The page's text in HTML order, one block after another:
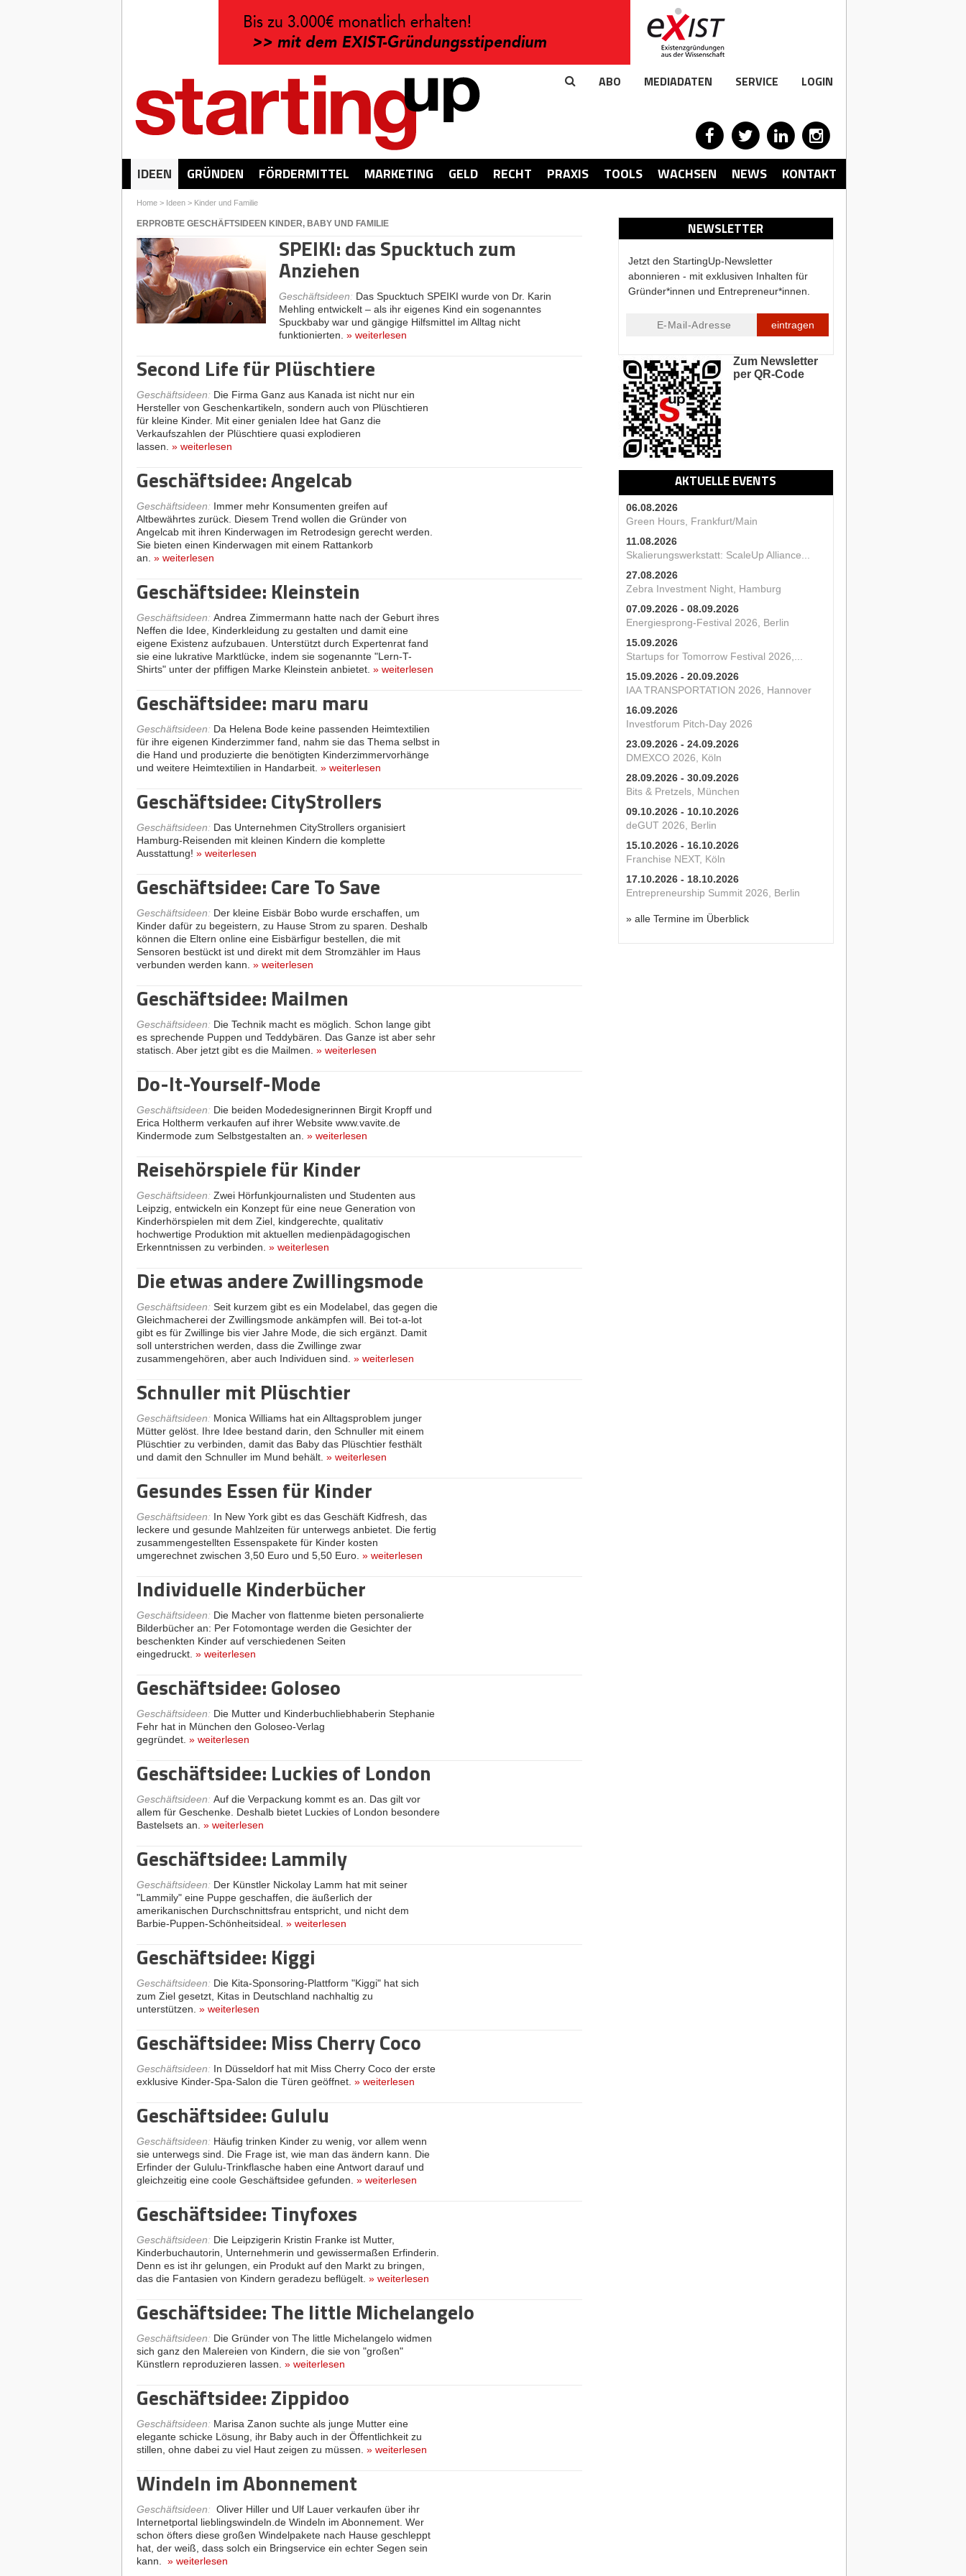
ABO MEDIADATEN SERVICE LOGIN
IDEEN GRÜNDEN FÖRDERMITTEL MARKETING GELD RECHT PRAXIS TOOLS WACHSEN NEWS KONTAKT
Home> Ideen> Kinder und Familie
NEWSLETTER
Jetzt den StartingUp-Newsletter
abonnieren - mit exklusiven Inhalten für
Gründer*innen und Entrepreneur*innen.
eintragen
Zum Newsletter
per QR-Code
AKTUELLE EVENTS
06.08.2026
Green Hours, Frankfurt/Main
11.08.2026
Skalierungswerkstatt: ScaleUp Alliance...
27.08.2026
Zebra Investment Night, Hamburg
07.09.2026 - 08.09.2026
Energiesprong-Festival 2026, Berlin
15.09.2026
Startups for Tomorrow Festival 2026,...
15.09.2026 - 20.09.2026
IAA TRANSPORTATION 2026, Hannover
16.09.2026
Investforum Pitch-Day 2026
23.09.2026 - 24.09.2026
DMEXCO 2026, Köln
28.09.2026 - 30.09.2026
Bits & Pretzels, München
09.10.2026 - 10.10.2026
deGUT 2026, Berlin
15.10.2026 - 16.10.2026
Franchise NEXT, Köln
17.10.2026 - 18.10.2026
Entrepreneurship Summit 2026, Berlin
» alle Termine im Überblick
ERPROBTE GESCHÄFTSIDEEN KINDER, BABY UND FAMILIE
SPEIKI: das Spucktuch zum
Anziehen
Geschäftsideen: Das Spucktuch SPEIKI wurde von Dr. Karin
Mehling entwickelt – als ihr eigenes Kind ein sogenanntes
Spuckbaby war und gängige Hilfsmittel im Alltag nicht
funktionierten. » weiterlesen
Second Life für Plüschtiere
Geschäftsideen: Die Firma Ganz aus Kanada ist nicht nur ein
Hersteller von Geschenkartikeln, sondern auch von Plüschtieren
für kleine Kinder. Mit einer genialen Idee hat Ganz die
Verkaufszahlen der Plüschtiere quasi explodieren
lassen. » weiterlesen
Geschäftsidee: Angelcab
Geschäftsideen: Immer mehr Konsumenten greifen auf
Altbewährtes zurück. Diesem Trend wollen die Gründer von
Angelcab mit ihren Kinderwagen im Retrodesign gerecht werden.
Sie bieten einen Kinderwagen mit einem Rattankorb
an. » weiterlesen
Geschäftsidee: Kleinstein
Geschäftsideen: Andrea Zimmermann hatte nach der Geburt ihres
Neffen die Idee, Kinderkleidung zu gestalten und damit eine
eigene Existenz aufzubauen. Unterstützt durch Expertenrat fand
sie eine lukrative Marktlücke, indem sie sogenannte "Lern-T-
Shirts" unter der pfiffigen Marke Kleinstein anbietet. » weiterlesen
Geschäftsidee: maru maru
Geschäftsideen: Da Helena Bode keine passenden Heimtextilien
für ihre eigenen Kinderzimmer fand, nahm sie das Thema selbst in
die Hand und produzierte die benötigten Kinderzimmervorhänge
und weitere Heimtextilien in Handarbeit. » weiterlesen
Geschäftsidee: CityStrollers
Geschäftsideen: Das Unternehmen CityStrollers organisiert
Hamburg-Reisenden mit kleinen Kindern die komplette
Ausstattung! » weiterlesen
Geschäftsidee: Care To Save
Geschäftsideen: Der kleine Eisbär Bobo wurde erschaffen, um
Kinder dafür zu begeistern, zu Hause Strom zu sparen. Deshalb
können die Eltern online eine Eisbärfigur bestellen, die mit
Sensoren bestückt ist und direkt mit dem Stromzähler im Haus
verbunden werden kann. » weiterlesen
Geschäftsidee: Mailmen
Geschäftsideen: Die Technik macht es möglich. Schon lange gibt
es sprechende Puppen und Teddybären. Das Ganze ist aber sehr
statisch. Aber jetzt gibt es die Mailmen. » weiterlesen
Do-It-Yourself-Mode
Geschäftsideen: Die beiden Modedesignerinnen Birgit Kropff und
Erica Holtherm verkaufen auf ihrer Website www.vavite.de
Kindermode zum Selbstgestalten an. » weiterlesen
Reisehörspiele für Kinder
Geschäftsideen: Zwei Hörfunkjournalisten und Studenten aus
Leipzig, entwickeln ein Konzept für eine neue Generation von
Kinderhörspielen mit dem Ziel, kindgerechte, qualitativ
hochwertige Produktion mit aktuellen medienpädagogischen
Erkenntnissen zu verbinden. » weiterlesen
Die etwas andere Zwillingsmode
Geschäftsideen: Seit kurzem gibt es ein Modelabel, das gegen die
Gleichmacherei der Zwillingsmode ankämpfen will. Bei tot-a-lot
gibt es für Zwillinge bis vier Jahre Mode, die sich ergänzt. Damit
soll unterstrichen werden, dass die Zwillinge zwar
zusammengehören, aber auch Individuen sind. » weiterlesen
Schnuller mit Plüschtier
Geschäftsideen: Monica Williams hat ein Alltagsproblem junger
Mütter gelöst. Ihre Idee bestand darin, den Schnuller mit einem
Plüschtier zu verbinden, damit das Baby das Plüschtier festhält
und damit den Schnuller im Mund behält. » weiterlesen
Gesundes Essen für Kinder
Geschäftsideen: In New York gibt es das Geschäft Kidfresh, das
leckere und gesunde Mahlzeiten für unterwegs anbietet. Die fertig
zusammengestellten Essenspakete für Kinder kosten
umgerechnet zwischen 3,50 Euro und 5,50 Euro. » weiterlesen
Individuelle Kinderbücher
Geschäftsideen: Die Macher von flattenme bieten personalierte
Bilderbücher an: Per Fotomontage werden die Gesichter der
beschenkten Kinder auf verschiedenen Seiten
eingedruckt. » weiterlesen
Geschäftsidee: Goloseo
Geschäftsideen: Die Mutter und Kinderbuchliebhaberin Stephanie
Fehr hat in München den Goloseo-Verlag
gegründet. » weiterlesen
Geschäftsidee: Luckies of London
Geschäftsideen: Auf die Verpackung kommt es an. Das gilt vor
allem für Geschenke. Deshalb bietet Luckies of London besondere
Bastelsets an. » weiterlesen
Geschäftsidee: Lammily
Geschäftsideen: Der Künstler Nickolay Lamm hat mit seiner
"Lammily" eine Puppe geschaffen, die äußerlich der
amerikanischen Durchschnittsfrau entspricht, und nicht dem
Barbie-Puppen-Schönheitsideal. » weiterlesen
Geschäftsidee: Kiggi
Geschäftsideen: Die Kita-Sponsoring-Plattform "Kiggi" hat sich
zum Ziel gesetzt, Kitas in Deutschland nachhaltig zu
unterstützen. » weiterlesen
Geschäftsidee: Miss Cherry Coco
Geschäftsideen: In Düsseldorf hat mit Miss Cherry Coco der erste
exklusive Kinder-Spa-Salon die Türen geöffnet. » weiterlesen
Geschäftsidee: Gululu
Geschäftsideen: Häufig trinken Kinder zu wenig, vor allem wenn
sie unterwegs sind. Die Frage ist, wie man das ändern kann. Die
Erfinder der Gululu-Trinkflasche haben eine Antwort darauf und
gleichzeitig eine coole Geschäftsidee gefunden. » weiterlesen
Geschäftsidee: Tinyfoxes
Geschäftsideen: Die Leipzigerin Kristin Franke ist Mutter,
Kinderbuchautorin, Unternehmerin und gewissermaßen Erfinderin.
Denn es ist ihr gelungen, ein Produkt auf den Markt zu bringen,
das die Fantasien von Kindern geradezu beflügelt. » weiterlesen
Geschäftsidee: The little Michelangelo
Geschäftsideen: Die Gründer von The little Michelangelo widmen
sich ganz den Malereien von Kindern, die sie von "großen"
Künstlern reproduzieren lassen. » weiterlesen
Geschäftsidee: Zippidoo
Geschäftsideen: Marisa Zanon suchte als junge Mutter eine
elegante schicke Lösung, ihr Baby auch in der Öffentlichkeit zu
stillen, ohne dabei zu viel Haut zeigen zu müssen. » weiterlesen
Windeln im Abonnement
Geschäftsideen: Oliver Hiller und Ulf Lauer verkaufen über ihr
Internetportal lieblingswindeln.de Windeln im Abonnement. Wer
schon öfters diese großen Windelpakete nach Hause geschleppt
hat, der weiß, dass solch ein Bringservice ein echter Segen sein
kann. » weiterlesen